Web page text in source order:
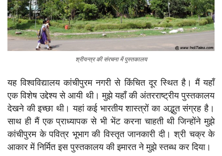
श्रीयन्त्र की संरचना में पुस्तकालय
यह विश्वविद्यालय कांचीपुरम नगरी से किंचित दूर स्थित है। मैं यहाँ
एक विशेष उद्देश्य से आयी थी। मुझे यहाँ की अंतरराष्ट्रीय पुस्तकालय
देखने की इच्छा थी। यहां कई भारतीय शास्त्रों का अद्भुत संग्रह है।
साथ ही मैं एक प्राध्यापक से भी भेंट करना चाहती थी जिन्होंने मुझे
कांचीपुरम के पवित्र भूभाग की विस्तृत जानकारी दी। श्री चक्र के
आकार में निर्मित इस पुस्तकालय की इमारत ने मुझे स्तब्ध कर दिया।